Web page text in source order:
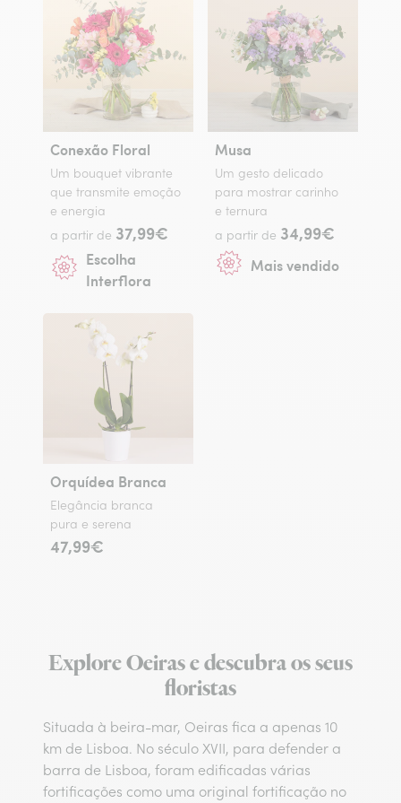
Conexão Floral
Um bouquet vibrante
que transmite emoção
e energia
a partir de 37,99€
Escolha
Interflora
Musa
Um gesto delicado
para mostrar carinho
e ternura
a partir de 34,99€
Mais vendido
Orquídea Branca
Elegância branca
pura e serena
47,99€
Explore Oeiras e descubra os seus
floristas
Situada à beira-mar, Oeiras fica a apenas 10
km de Lisboa. No século XVII, para defender a
barra de Lisboa, foram edificadas várias
fortificações como uma original fortificação no